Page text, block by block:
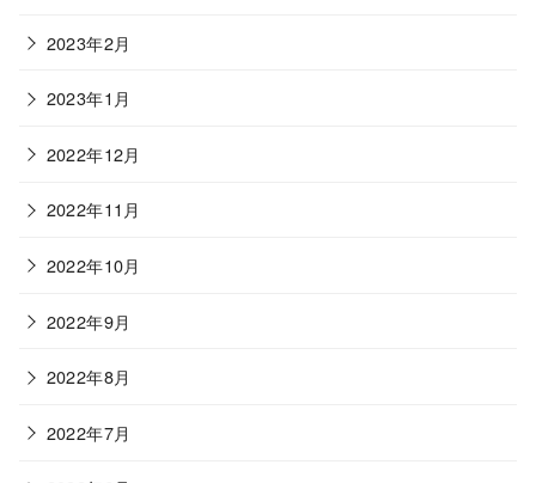
2023年2月
2023年1月
2022年12月
2022年11月
2022年10月
2022年9月
2022年8月
2022年7月